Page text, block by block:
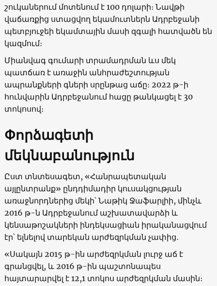
շուկաներում մոտենում է 100 դոլարի։ Նավթի
վաճառքից ստացվող եկամուտներն Ադրբեջանի
պետբյուջեի եկամտային մասի զգալի հատվածն են
կազմում։
Միանվագ գումարի տրամադրման ևս մեկ
պատճառ է առաջին անհրաժեշտության
ապրանքների գների սրընթաց աճը։ 2022 թ-ի
հունվարին Ադրբեջանում հացը թանկացել է 30
տոկոսով։
Փորձագետի
մեկնաբանություն
Ըստ տնտեսագետ, «Հանրապետական
այլընտրանք» ընդդիմադիր կուսակցության
առաջնորդներից մեկի՝ Նաթիկ Ջաֆարլիի, մինչև
2016 թ-ն Ադրբեջանում աշխատավարձի և
կենսաթոշակների ինդեկսացիան իրականացվում
էր՝ ելնելով տարեկան արժեզրկման չափից․
«Սակայն 2015 թ-ին արժեզրկման լուրջ աճ է
գրանցվել, և 2016 թ-ին պաշտոնապես
հայտարարվել է 12,1 տոկոս արժեզրկման մասին։